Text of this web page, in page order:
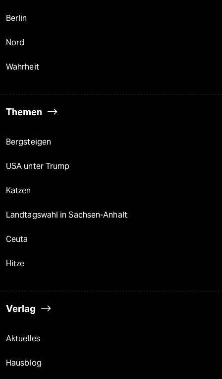
Berlin
Nord
Wahrheit
Themen
Bergsteigen
USA unter Trump
Katzen
Landtagswahl in Sachsen-Anhalt
Ceuta
Hitze
Verlag
Aktuelles
Hausblog